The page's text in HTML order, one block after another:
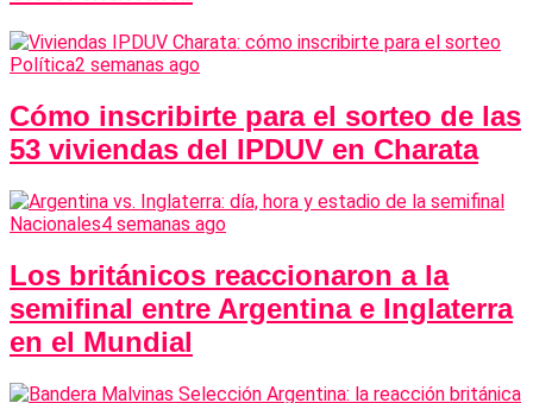
Política2 semanas ago
Cómo inscribirte para el sorteo de las
53 viviendas del IPDUV en Charata
Nacionales4 semanas ago
Los británicos reaccionaron a la
semifinal entre Argentina e Inglaterra
en el Mundial